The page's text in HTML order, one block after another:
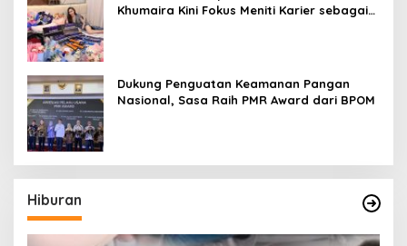
Khumaira Kini Fokus Meniti Karier sebagai
Dukung Penguatan Keamanan Pangan
Nasional, Sasa Raih PMR Award dari BPOM
Hiburan